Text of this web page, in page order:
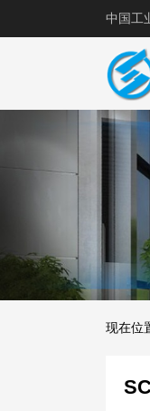
中国工
现在位